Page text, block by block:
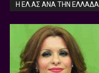
Η ΕΛ.ΑΣ ΑΝΆ ΤΗΝ ΕΛΛΆΔΑ